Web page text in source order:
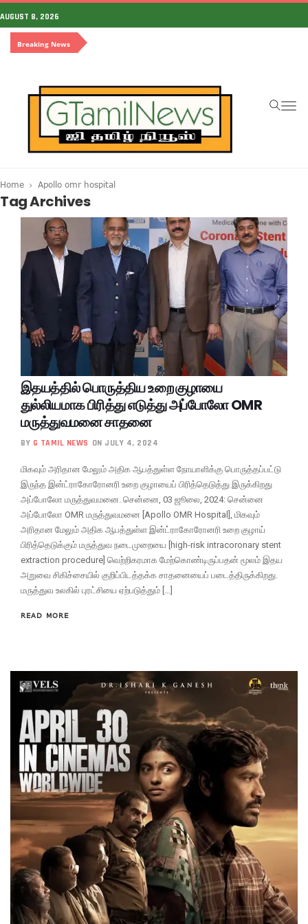
AUGUST 8, 2026
Breaking News
Home Apollo omr hospital
Tag Archives
இதயத்தில் பொருத்திய உறை குழாயை
துல்லியமாக பிரித்து எடுத்து அப்போலோ OMR
மருத்துவமனை சாதனை
BY G TAMIL NEWS ON JULY 4, 2024
மிகவும் அரிதான மேலும் அதிக ஆபத்துள்ள நோயாளிக்கு பொருத்தப்பட்டு
இருந்த இன்ட்ராகோரோனரி உறை குழாயைப் பிரித்தெடுத்து இருக்கிறது
அப்போலோ மருத்துவமனை. சென்னை, 03 ஜூலை, 2024: சென்னை
அப்போலோ OMR மருத்துவமனை [Apollo OMR Hospital], மிகவும்
அரிதான மேலும் அதிக ஆபத்துள்ள இன்ட்ராகோரோனரி உறை குழாய்
பிரித்தெடுக்கும் மருத்துவ நடைமுறையை [high-risk intracoronary stent
extraction procedure] வெற்றிகரமாக மேற்கொண்டிருப்பதன் மூலம் இதய
அறுவை சிகிச்சையில் குறிப்பிடத்தக்க சாதனையைப் படைத்திருக்கிறது.
மருத்துவ உலகில் புரட்சியை ஏற்படுத்தும் […]
READ MORE